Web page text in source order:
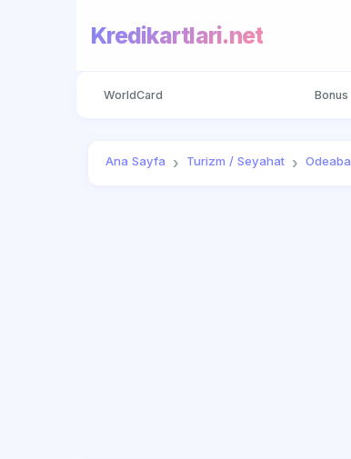
Kredikartlari.net
WorldCard Bonus
Ana Sayfa Turizm / Seyahat